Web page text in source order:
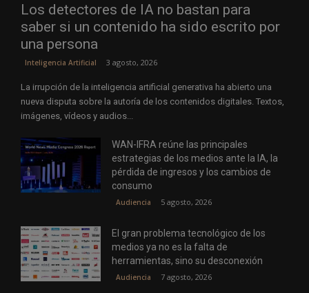
Los detectores de IA no bastan para
saber si un contenido ha sido escrito por
una persona
Inteligencia Artificial 3 agosto, 2026
La irrupción de la inteligencia artificial generativa ha abierto una
nueva disputa sobre la autoría de los contenidos digitales. Textos,
imágenes, vídeos y audios...
WAN-IFRA reúne las principales
estrategias de los medios ante la IA, la
pérdida de ingresos y los cambios de
consumo
Audiencia 5 agosto, 2026
El gran problema tecnológico de los
medios ya no es la falta de
herramientas, sino su desconexión
Audiencia 7 agosto, 2026